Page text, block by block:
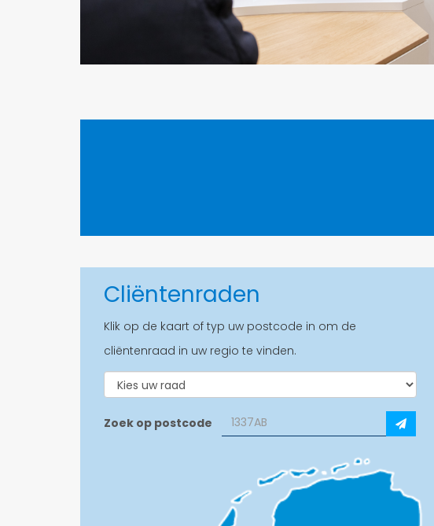
Cliëntenraden
Klik op de kaart of typ uw postcode in om de
cliëntenraad in uw regio te vinden.
Zoek op postcode